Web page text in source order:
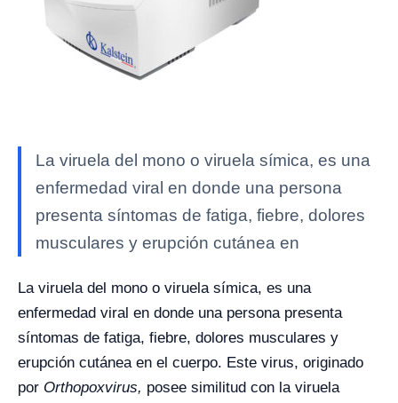
La viruela del mono o viruela símica, es una
enfermedad viral en donde una persona
presenta síntomas de fatiga, fiebre, dolores
musculares y erupción cutánea en
La viruela del mono o viruela símica, es una
enfermedad viral en donde una persona presenta
síntomas de fatiga, fiebre, dolores musculares y
erupción cutánea en el cuerpo. Este virus, originado
por Orthopoxvirus, posee similitud con la viruela